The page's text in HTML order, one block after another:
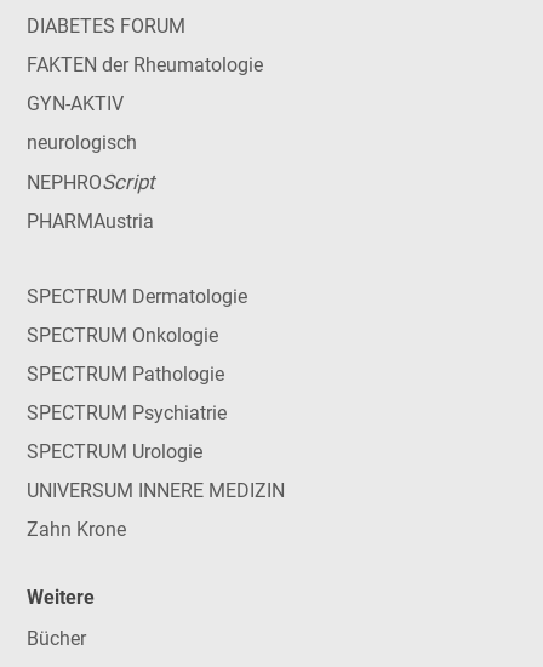
DIABETES FORUM
FAKTEN der Rheumatologie
GYN-AKTIV
neurologisch
NEPHROScript
PHARMAustria
SPECTRUM Dermatologie
SPECTRUM Onkologie
SPECTRUM Pathologie
SPECTRUM Psychiatrie
SPECTRUM Urologie
UNIVERSUM INNERE MEDIZIN
Zahn Krone
Weitere
Bücher